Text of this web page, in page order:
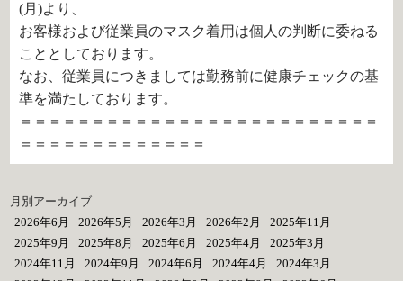
(月)より、
お客様および従業員のマスク着用は個人の判断に委ねる
こととしております。
なお、従業員につきましては勤務前に健康チェックの基
準を満たしております。
＝＝＝＝＝＝＝＝＝＝＝＝＝＝＝＝＝＝＝＝＝＝＝＝＝
＝＝＝＝＝＝＝＝＝＝＝＝＝
月別アーカイブ
2026年6月
2026年5月 2026年3月 2026年2月
2025年11月
2025年9月
2025年8月 2025年6月 2025年4月
2025年3月
2024年11月
2024年9月 2024年6月 2024年4月
2024年3月